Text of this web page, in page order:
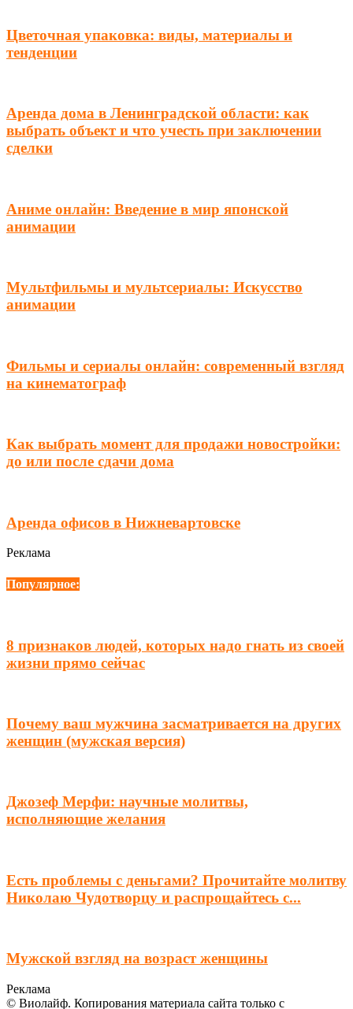
Цветочная упаковка: виды, материалы и
тенденции
Аренда дома в Ленинградской области: как
выбрать объект и что учесть при заключении
сделки
Аниме онлайн: Введение в мир японской
анимации
Мультфильмы и мультсериалы: Искусство
анимации
Фильмы и сериалы онлайн: современный взгляд
на кинематограф
Как выбрать момент для продажи новостройки:
до или после сдачи дома
Аренда офисов в Нижневартовске
Реклама
Популярное:
8 признаков людей, которых надо гнать из своей
жизни прямо сейчас
Почему ваш мужчина засматривается на других
женщин (мужская версия)
Джозеф Мерфи: научные молитвы,
исполняющие желания
Есть проблемы с деньгами? Прочитайте молитву
Николаю Чудотворцу и распрощайтесь с...
Мужской взгляд на возраст женщины
Реклама
© Виолайф. Копирования материала сайта только с